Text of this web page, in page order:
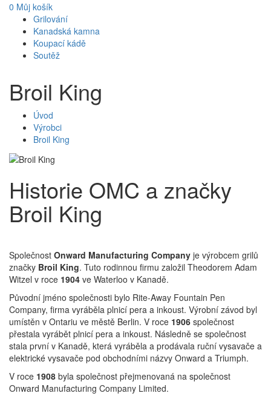
0 Můj košík
Grilování
Kanadská kamna
Koupací kádě
Soutěž
Broil King
Úvod
Výrobci
Broil King
Historie OMC a značky
Broil King
Společnost Onward Manufacturing Company je výrobcem grilů
značky Broil King. Tuto rodinnou firmu založil Theodorem Adam
Witzel v roce 1904 ve Waterloo v Kanadě.
Původní jméno společnosti bylo Rite-Away Fountain Pen
Company, firma vyráběla plnicí pera a inkoust. Výrobní závod byl
umístěn v Ontariu ve městě Berlin. V roce 1906 společnost
přestala vyrábět plnicí pera a inkoust. Následně se společnost
stala první v Kanadě, která vyráběla a prodávala ruční vysavače a
elektrické vysavače pod obchodními názvy Onward a Triumph.
V roce 1908 byla společnost přejmenovaná na společnost
Onward Manufacturing Company Limited.